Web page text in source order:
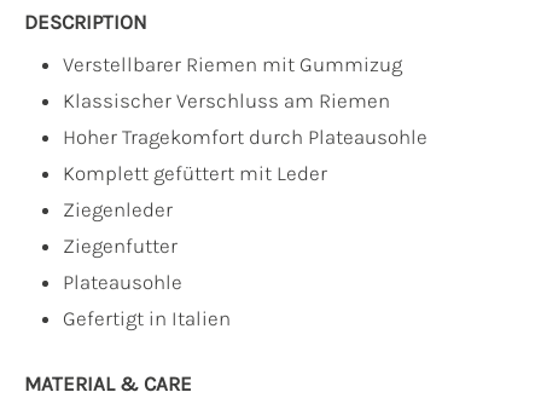
DESCRIPTION
Verstellbarer Riemen mit Gummizug
Klassischer Verschluss am Riemen
Hoher Tragekomfort durch Plateausohle
Komplett gefüttert mit Leder
Ziegenleder
Ziegenfutter
Plateausohle
Gefertigt in Italien
MATERIAL & CARE